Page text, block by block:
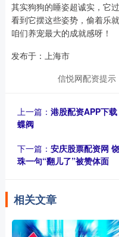
其实狗狗的睡姿超诚实，它
看到它摆这些姿势，偷着乐
咱们养宠最大的成就感呀！
发布于：上海市
信悦网配资提示
上一篇： 港股配资APP下
蝶阀
下一篇： 安庆股票配资网
珠一句“翻儿了”被赞体面
相关文章